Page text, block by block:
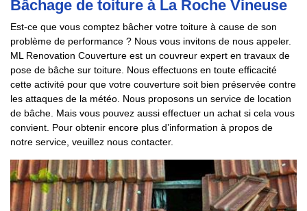
Bâchage de toiture à La Roche Vineuse
Est-ce que vous comptez bâcher votre toiture à cause de son
problème de performance ? Nous vous invitons de nous appeler.
ML Renovation Couverture est un couvreur expert en travaux de
pose de bâche sur toiture. Nous effectuons en toute efficacité
cette activité pour que votre couverture soit bien préservée contre
les attaques de la météo. Nous proposons un service de location
de bâche. Mais vous pouvez aussi effectuer un achat si cela vous
convient. Pour obtenir encore plus d’information à propos de
notre service, veuillez nous contacter.